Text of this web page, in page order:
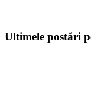
Ultimele postări